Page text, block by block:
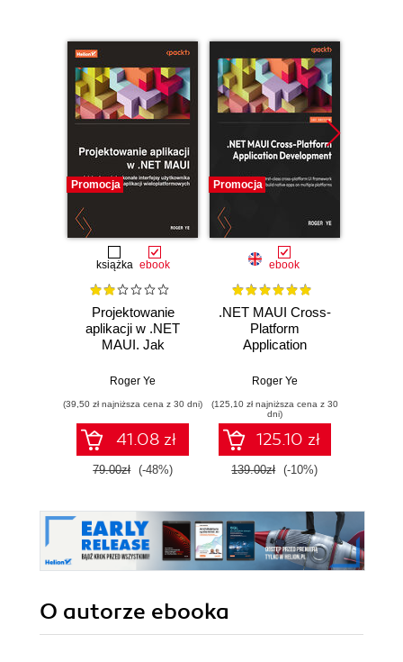
Promocja
książka ebook
Projektowanie
aplikacji w .NET
MAUI. Jak
doskonałe
użytkownika dla
aplikacji
wieloplatformowych
Roger Ye
(39,50 zł najniższa cena z 30 dni)
41.08 zł
79.00zł (-48%)
Promocja
ebook
.NET MAUI Cross-
Platform
Application
Leverage a first-
platform UI
framework to build
native apps on
multiple platforms
Roger Ye
(125,10 zł najniższa cena z 30
dni)
125.10 zł
139.00zł (-10%)
O autorze ebooka